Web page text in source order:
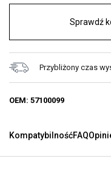
Sprawdź
Przybliżony czas
OEM: 57100099
KompatybilnośćFAQ